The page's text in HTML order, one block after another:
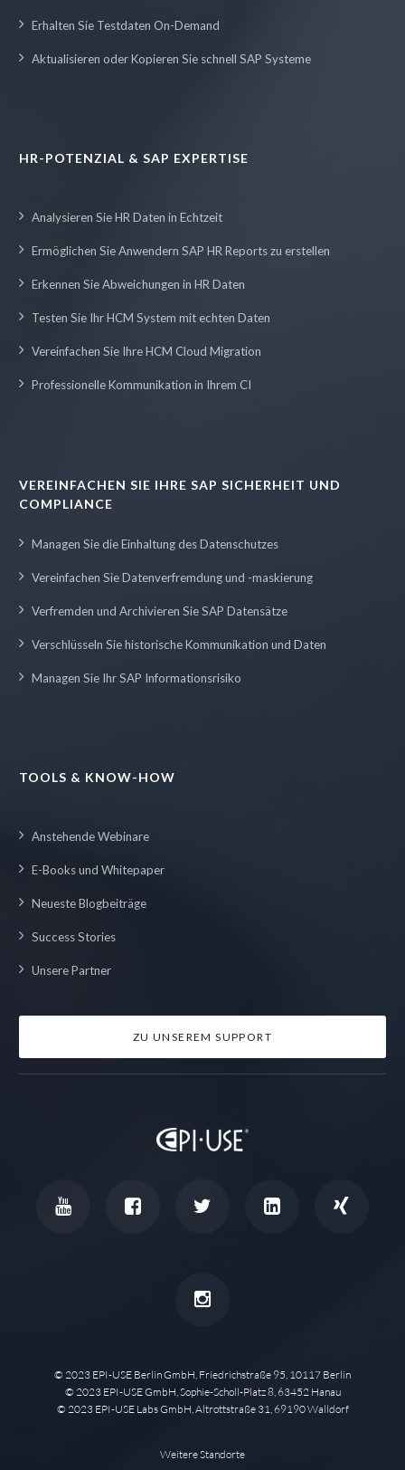
Erhalten Sie Testdaten On-Demand
Aktualisieren oder Kopieren Sie schnell SAP Systeme
HR-POTENZIAL & SAP EXPERTISE
Analysieren Sie HR Daten in Echtzeit
Ermöglichen Sie Anwendern SAP HR Reports zu erstellen
Erkennen Sie Abweichungen in HR Daten
Testen Sie Ihr HCM System mit echten Daten
Vereinfachen Sie Ihre HCM Cloud Migration
Professionelle Kommunikation in Ihrem CI
VEREINFACHEN SIE IHRE SAP SICHERHEIT UND
COMPLIANCE
Managen Sie die Einhaltung des Datenschutzes
Vereinfachen Sie Datenverfremdung und -maskierung
Verfremden und Archivieren Sie SAP Datensätze
Verschlüsseln Sie historische Kommunikation und Daten
Managen Sie Ihr SAP Informationsrisiko
TOOLS & KNOW-HOW
Anstehende Webinare
E-Books und Whitepaper
Neueste Blogbeiträge
Success Stories
Unsere Partner
ZU UNSEREM SUPPORT
© 2023 EPI-USE Berlin GmbH, Friedrichstraße 95, 10117 Berlin
© 2023 EPI-USE GmbH, Sophie-Scholl-Platz 8, 63452 Hanau
© 2023 EPI-USE Labs GmbH, Altrottstraße 31, 69190 Walldorf
Weitere Standorte